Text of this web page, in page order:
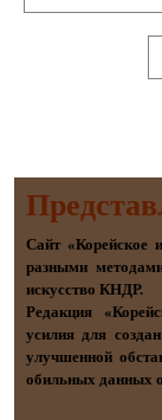
Сайт «Корейское
разными
искусство КНДР.
Редакция
усилия для
улучшенной
обильных данных